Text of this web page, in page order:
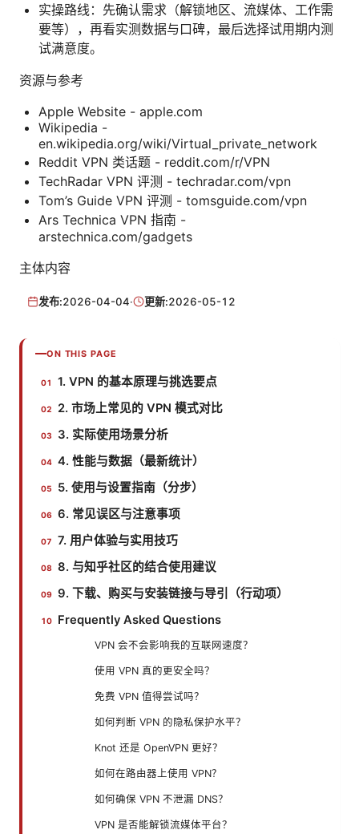
实操路线：先确认需求（解锁地区、流媒体、工作需
要等），再看实测数据与口碑，最后选择试用期内测
试满意度。
资源与参考
Apple Website - apple.com
Wikipedia -
en.wikipedia.org/wiki/Virtual_private_network
Reddit VPN 类话题 - reddit.com/r/VPN
TechRadar VPN 评测 - techradar.com/vpn
Tom’s Guide VPN 评测 - tomsguide.com/vpn
Ars Technica VPN 指南 -
arstechnica.com/gadgets
主体内容
发布:2026-04-04· 更新:2026-05-12
ON THIS PAGE
1. VPN 的基本原理与挑选要点
2. 市场上常见的 VPN 模式对比
3. 实际使用场景分析
4. 性能与数据（最新统计）
5. 使用与设置指南（分步）
6. 常见误区与注意事项
7. 用户体验与实用技巧
8. 与知乎社区的结合使用建议
9. 下载、购买与安装链接与导引（行动项）
Frequently Asked Questions
VPN 会不会影响我的互联网速度？
使用 VPN 真的更安全吗？
免费 VPN 值得尝试吗？
如何判断 VPN 的隐私保护水平？
Knot 还是 OpenVPN 更好？
如何在路由器上使用 VPN？
如何确保 VPN 不泄漏 DNS？
VPN 是否能解锁流媒体平台？